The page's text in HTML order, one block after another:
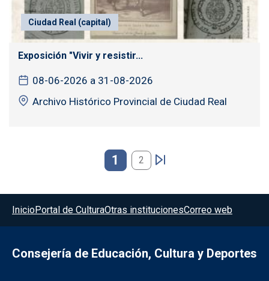
Ciudad Real (capital)
Exposición "Vivir y resistir...
08-06-2026 a 31-08-2026
Archivo Histórico Provincial de Ciudad Real
1 2
Menú del pie
InicioPortal de CulturaOtras institucionesCorreo web
Consejería de Educación, Cultura y Deportes